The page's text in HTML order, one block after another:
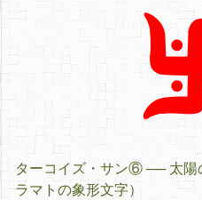
ターコイズ・サン⑥ ── 太陽
ラマトの象形文字）